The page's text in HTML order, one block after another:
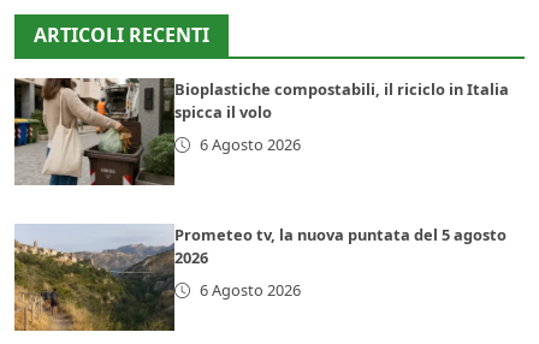
ARTICOLI RECENTI
Bioplastiche compostabili, il riciclo in Italia
spicca il volo
6 Agosto 2026
Prometeo tv, la nuova puntata del 5 agosto
2026
6 Agosto 2026